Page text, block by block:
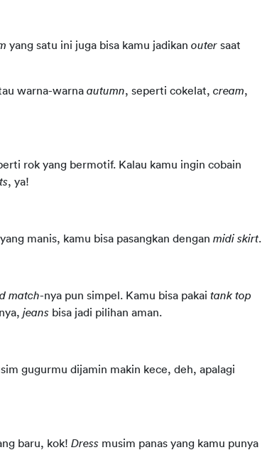
yang satu ini juga bisa kamu jadikan outer saat
warna-warna autumn, seperti cokelat, cream,
, ya!
manis, kamu bisa pasangkan dengan midi skirt.
match-nya pun simpel. Kamu bisa pakai tank top
jeans bisa jadi pilihan aman.
gugurmu dijamin makin kece, deh, apalagi
baru, kok! Dress musim panas yang kamu punya